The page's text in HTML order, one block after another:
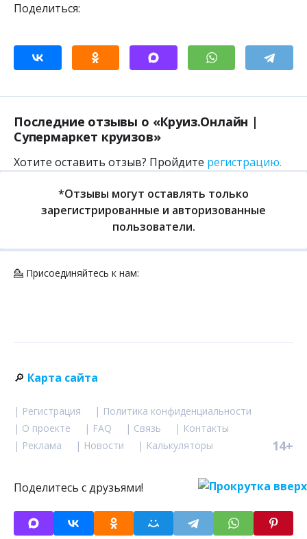
Поделиться:
Последние отзывы о «Круиз.Онлайн |
Супермаркет круизов»
Хотите оставить отзыв? Пройдите регистрацию.
*Отзывы могут оставлять только
зарегистрированные и авторизованные
пользователи.
💁 Присоединяйтесь к нам:
🔎 Карта сайта
| Регистрация
| Политика конфиденциальности
| О проекте
| FAQ | Связь
| Контакты
| Реклама
| Новости | Калькуляторы 14+
Поделитесь с друзьями!